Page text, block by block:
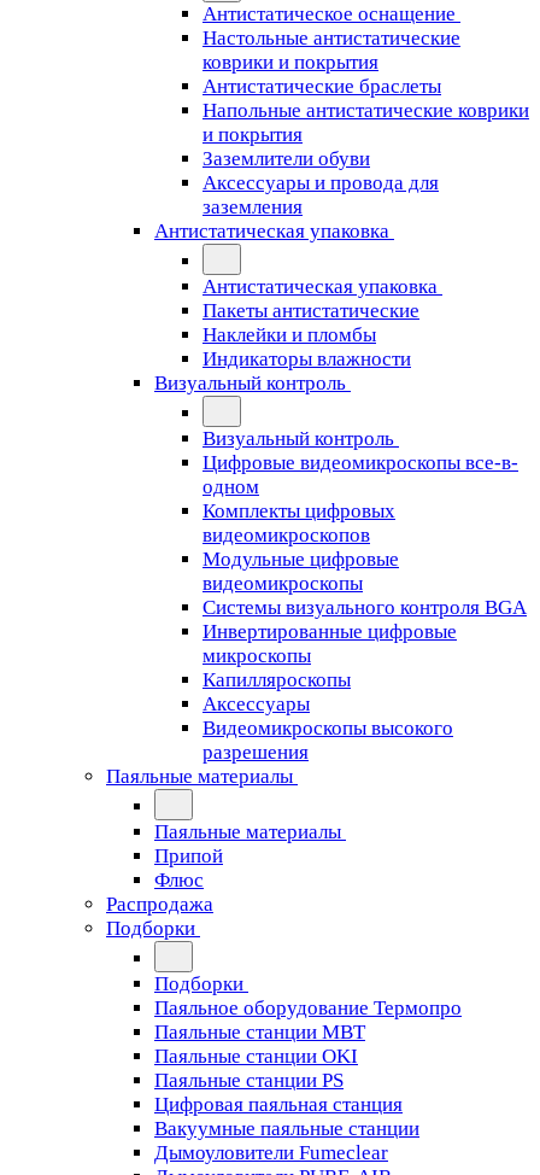
Антистатическое оснащение
Настольные антистатические
коврики и покрытия
Антистатические браслеты
Напольные антистатические коврики
и покрытия
Заземлители обуви
Аксессуары и провода для
заземления
Антистатическая упаковка
Антистатическая упаковка
Пакеты антистатические
Наклейки и пломбы
Индикаторы влажности
Визуальный контроль
Визуальный контроль
Цифровые видеомикроскопы все-в-
одном
Комплекты цифровых
видеомикроскопов
Модульные цифровые
видеомикроскопы
Cистемы визуального контроля BGA
Инвертированные цифровые
микроскопы
Капилляроскопы
Аксессуары
Видеомикроскопы высокого
разрешения
Паяльные материалы
Паяльные материалы
Припой
Флюс
Распродажа
Подборки
Подборки
Паяльное оборудование Термопро
Паяльные станции MBT
Паяльные станции OKI
Паяльные станции PS
Цифровая паяльная станция
Вакуумные паяльные станции
Дымоуловители Fumeclear